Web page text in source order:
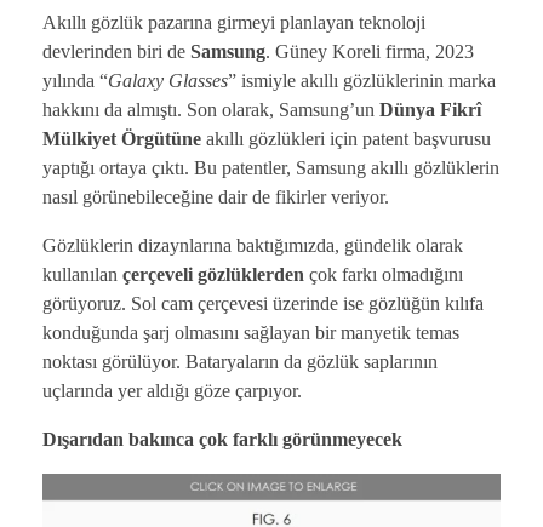
Akıllı gözlük pazarına girmeyi planlayan teknoloji
devlerinden biri de Samsung. Güney Koreli firma, 2023
yılında “Galaxy Glasses” ismiyle akıllı gözlüklerinin marka
hakkını da almıştı. Son olarak, Samsung’un Dünya Fikrî
Mülkiyet Örgütüne akıllı gözlükleri için patent başvurusu
yaptığı ortaya çıktı. Bu patentler, Samsung akıllı gözlüklerin
nasıl görünebileceğine dair de fikirler veriyor.
Gözlüklerin dizaynlarına baktığımızda, gündelik olarak
kullanılan çerçeveli gözlüklerden çok farkı olmadığını
görüyoruz. Sol cam çerçevesi üzerinde ise gözlüğün kılıfa
konduğunda şarj olmasını sağlayan bir manyetik temas
noktası görülüyor. Bataryaların da gözlük saplarının
uçlarında yer aldığı göze çarpıyor.
Dışarıdan bakınca çok farklı görünmeyecek